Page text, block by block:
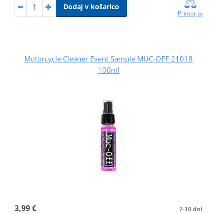
Dodaj v košarico
Primerjaj
Motorcycle Cleaner Event Sample MUC-OFF 21018
100ml
3,99 € 7-10 dni